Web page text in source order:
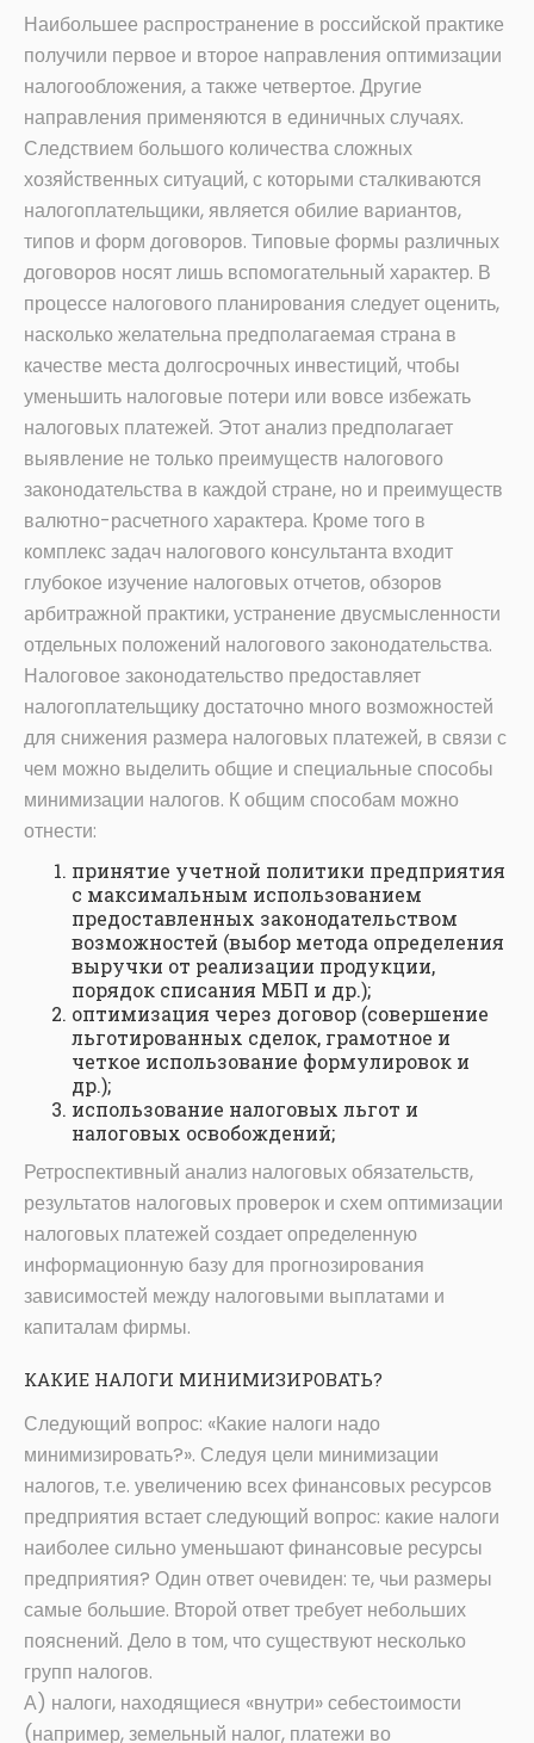
Наибольшее распространение в российской практике
получили первое и второе направления оптимизации
налогообложения, а также четвертое. Другие
направления применяются в единичных случаях.
Следствием большого количества сложных
хозяйственных ситуаций, с которыми сталкиваются
налогоплательщики, является обилие вариантов,
типов и форм договоров. Типовые формы различных
договоров носят лишь вспомогательный характер. В
процессе налогового планирования следует оценить,
насколько желательна предполагаемая страна в
качестве места долгосрочных инвестиций, чтобы
уменьшить налоговые потери или вовсе избежать
налоговых платежей. Этот анализ предполагает
выявление не только преимуществ налогового
законодательства в каждой стране, но и преимуществ
валютно-расчетного характера. Кроме того в
комплекс задач налогового консультанта входит
глубокое изучение налоговых отчетов, обзоров
арбитражной практики, устранение двусмысленности
отдельных положений налогового законодательства.
Налоговое законодательство предоставляет
налогоплательщику достаточно много возможностей
для снижения размера налоговых платежей, в связи с
чем можно выделить общие и специальные способы
минимизации налогов. К общим способам можно
отнести:
принятие учетной политики предприятия
с максимальным использованием
предоставленных законодательством
возможностей (выбор метода определения
выручки от реализации продукции,
порядок списания МБП и др.);
оптимизация через договор (совершение
льготированных сделок, грамотное и
четкое использование формулировок и
др.);
использование налоговых льгот и
налоговых освобождений;
Ретроспективный анализ налоговых обязательств,
результатов налоговых проверок и схем оптимизации
налоговых платежей создает определенную
информационную базу для прогнозирования
зависимостей между налоговыми выплатами и
капиталам фирмы.
КАКИЕ НАЛОГИ МИНИМИЗИРОВАТЬ?
Следующий вопрос: «Какие налоги надо
минимизировать?». Следуя цели минимизации
налогов, т.е. увеличению всех финансовых ресурсов
предприятия встает следующий вопрос: какие налоги
наиболее сильно уменьшают финансовые ресурсы
предприятия? Один ответ очевиден: те, чьи размеры
самые большие. Второй ответ требует небольших
пояснений. Дело в том, что существуют несколько
групп налогов.
А) налоги, находящиеся «внутри» себестоимости
(например, земельный налог, платежи во